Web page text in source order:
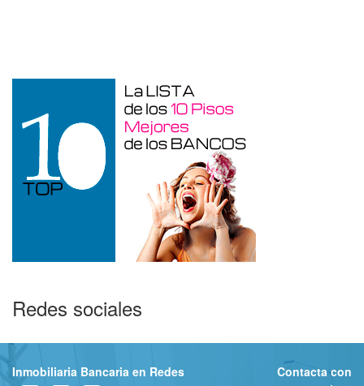
Redes sociales
Inmobiliaria Bancaria en Redes
Contacta con